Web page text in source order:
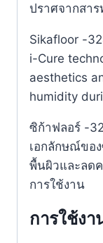
ปราศจากสา
Sikafloor -
i-Cure
aesthetics
humidity
ซิก้าฟลอร์ -
เอกลักษณ์ขอ
พื้นผิวและลด
การใช้งาน
การใช้งา